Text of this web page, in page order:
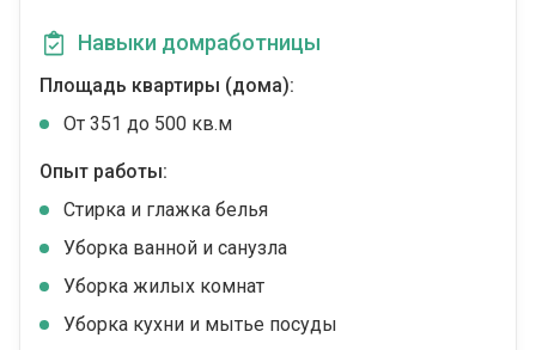
Навыки домработницы
Площадь квартиры (дома):
От 351 до 500 кв.м
Опыт работы:
Стирка и глажка белья
Уборка ванной и санузла
Уборка жилых комнат
Уборка кухни и мытье посуды